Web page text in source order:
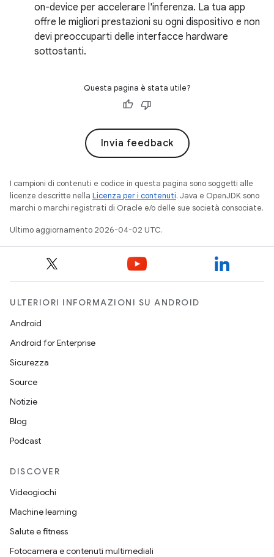
on-device per accelerare l'inferenza. La tua app
offre le migliori prestazioni su ogni dispositivo e non
devi preoccuparti delle interfacce hardware
sottostanti.
Questa pagina è stata utile?
Invia feedback
I campioni di contenuti e codice in questa pagina sono soggetti alle
licenze descritte nella Licenza per i contenuti. Java e OpenJDK sono
marchi o marchi registrati di Oracle e/o delle sue società consociate.
Ultimo aggiornamento 2026-04-02 UTC.
ULTERIORI INFORMAZIONI SU ANDROID
Android
Android for Enterprise
Sicurezza
Source
Notizie
Blog
Podcast
DISCOVER
Videogiochi
Machine learning
Salute e fitness
Fotocamera e contenuti multimediali